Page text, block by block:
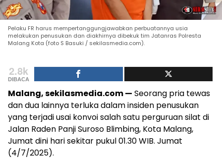
Pelaku FR harus mempertanggungjawabkan perbuatannya usia
melakukan penusukan dan diakhirnya dibekuk tim Jatanras Polresta
Malang Kota (foto S Basuki / sekilasmedia.com).
2.8k
DIBACA
Malang, sekilasmedia.com — Seorang pria tewas
dan dua lainnya terluka dalam insiden penusukan
yang terjadi usai konvoi salah satu perguruan silat di
Jalan Raden Panji Suroso Blimbing, Kota Malang,
Jumat dini hari sekitar pukul 01.30 WIB. Jumat
(4/7/2025).